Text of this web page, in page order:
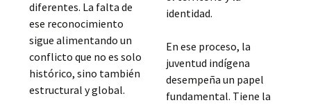
diferentes. La falta de
ese reconocimiento
sigue alimentando un
conflicto que no es solo
histórico, sino también
estructural y global.
identidad.
En ese proceso, la
juventud indígena
desempeña un papel
fundamental. Tiene la